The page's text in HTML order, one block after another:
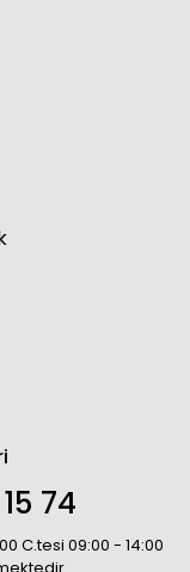
74
C.tesi 09:00 - 14:00